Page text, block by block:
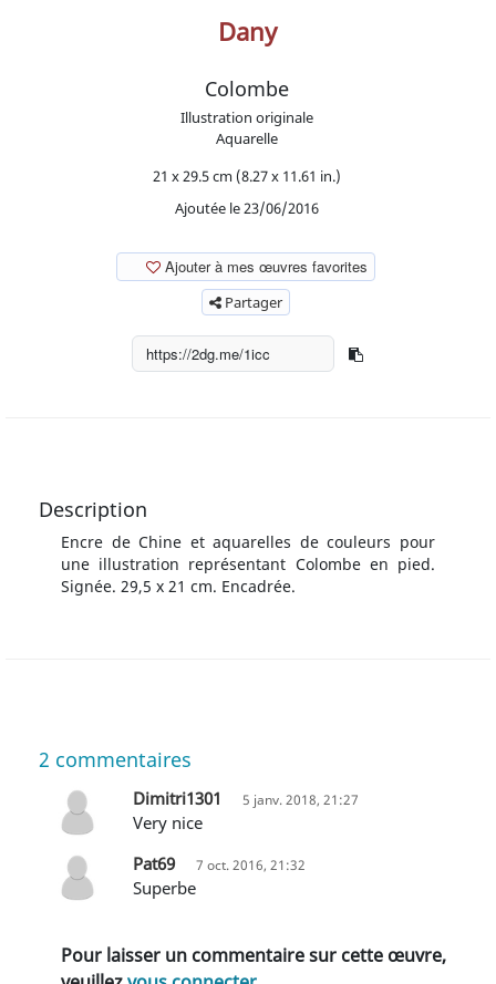
Dany
Colombe
Illustration originale
Aquarelle
21 x 29.5 cm (8.27 x 11.61 in.)
Ajoutée le 23/06/2016
Ajouter à mes œuvres favorites
Partager
Description
Encre de Chine et aquarelles de couleurs pour
une illustration représentant Colombe en pied.
Signée. 29,5 x 21 cm. Encadrée.
2 commentaires
Dimitri1301 5 janv. 2018, 21:27
very nice
Pat69
7 oct. 2016, 21:32
superbe
Pour laisser un commentaire sur cette œuvre,